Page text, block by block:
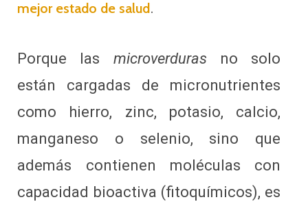
mejor estado de salud.
Porque las microverduras no solo
están cargadas de micronutrientes
como hierro, zinc, potasio, calcio,
manganeso o selenio, sino que
además contienen moléculas con
capacidad bioactiva (fitoquímicos), es